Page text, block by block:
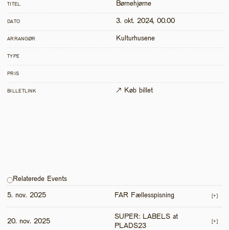
TITEL Børnehjørne
DATO 3. okt. 2024, 00.00
ARRANGØR Kulturhusene
TYPE
PRIS
BILLETLINK ↗ Køb billet
Relaterede Events
5. nov. 2025 FAR Fællesspisning [+]
20. nov. 2025
SUPER: LABELS at
PLADS23
[+]